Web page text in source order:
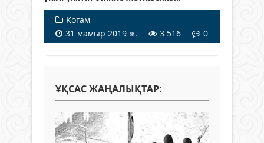
Қоғам
31 мамыр 2019 ж.
3 516 0
ҰҚСАС ЖАҢАЛЫҚТАР: